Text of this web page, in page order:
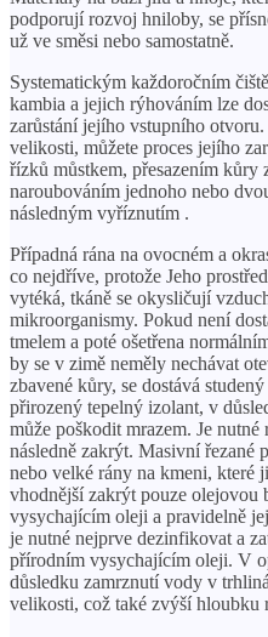
podporují rozvoj hniloby, se
už ve směsi nebo samostatně.
Systematickým každoročním
kambia a jejich rýhováním lze
zarůstání jejího vstupního
velikosti, můžete proces jejího
řízků můstkem, přesazením kůry
naroubováním jednoho nebo
následným vyříznutím .
Případná rána na ovocném a
co nejdříve, protože Jeho
vytéká, tkáně se okysličují
mikroorganismy. Pokud není
tmelem a poté ošetřena
by se v zimě neměly nechávat
zbavené kůry, se dostává
přirozený tepelný izolant, v
může poškodit mrazem. Je
následně zakrýt. Masivní řezané
nebo velké rány na kmeni, které
vhodnější zakrýt pouze olejovou
vysychajícím oleji a pravidelně
je nutné nejprve dezinfikovat a
přírodním vysychajícím oleji. V
důsledku zamrznutí vody v
velikosti, což také zvýší hloubku